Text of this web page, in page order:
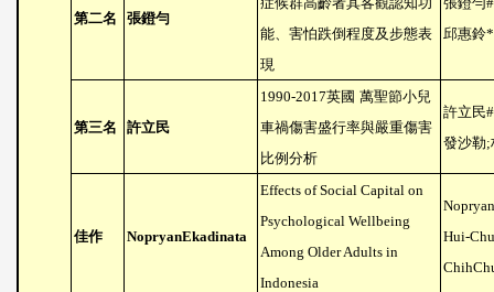
第二名 張鐙勻
能、害怕跌倒程度及步態表
現
邱惠鈴*
第三名 許立民
1990-2017英國 萬聖節小兒
車禍傷害盛行率與嚴重傷害
比例分析
許立民
發沙勒;
佳作 NopryanEkadinata
Effects of Social Capital on
Psychological Wellbeing
Among Older Adults in
Indonesia
Hui-